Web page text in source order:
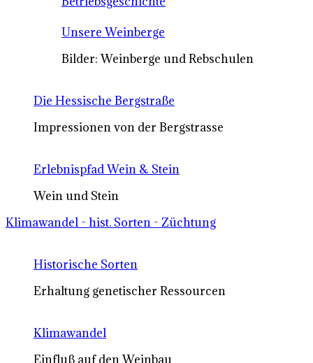
Unsere Weinberge
Bilder: Weinberge und Rebschulen
Die Hessische Bergstraße
Impressionen von der Bergstrasse
Erlebnispfad Wein & Stein
Wein und Stein
Klimawandel - hist. Sorten - Züchtung
Historische Sorten
Erhaltung genetischer Ressourcen
Klimawandel
Einfluß auf den Weinbau